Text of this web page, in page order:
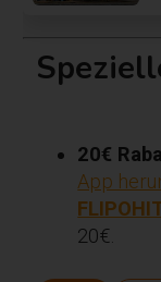
20€
App
20€.